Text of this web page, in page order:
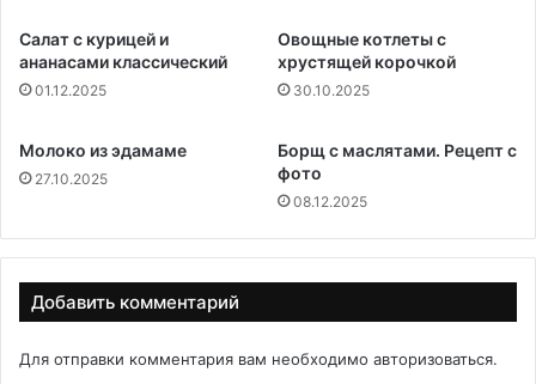
Салат с курицей и
ананасами классический
01.12.2025
Овощные котлеты с
хрустящей корочкой
30.10.2025
Молоко из эдамаме
27.10.2025
Борщ с маслятами. Рецепт с
фото
08.12.2025
Добавить комментарий
Для отправки комментария вам необходимо авторизоваться.